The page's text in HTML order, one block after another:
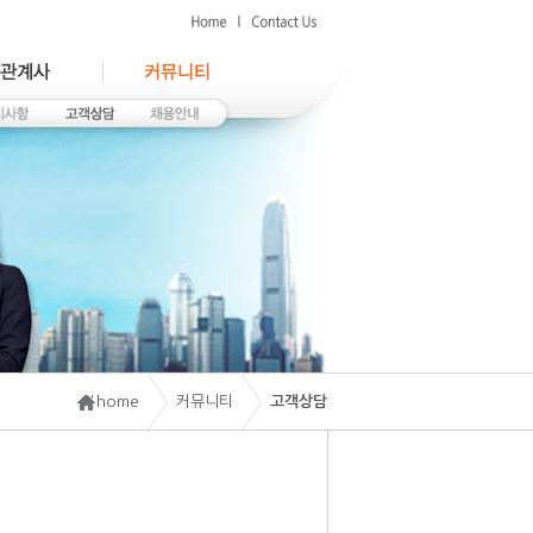
home 커뮤니티 고객상담